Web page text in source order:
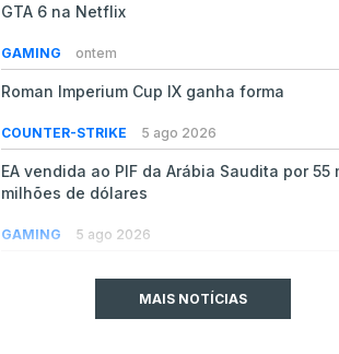
GTA 6 na Netflix
GAMING ontem
Roman Imperium Cup IX ganha forma
COUNTER-STRIKE 5 ago 2026
EA vendida ao PIF da Arábia Saudita por 55
milhões de dólares
GAMING 5 ago 2026
MAIS NOTÍCIAS